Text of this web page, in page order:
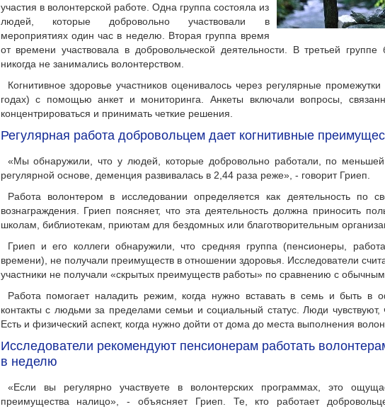
участия в волонтерской работе. Одна группа состояла из
людей, которые добровольно участвовали в
мероприятиях один час в неделю. Вторая группа время
от времени участвовала в добровольческой деятельности. В третьей
никогда не занимались волонтерством.
Когнитивное здоровье участников оценивалось через регулярные
годах) с помощью анкет и мониторинга. Анкеты включали вопросы,
концентрироваться и принимать четкие решения.
Регулярная работа добровольцем дает когнитивные
«Мы обнаружили, что у людей, которые добровольно работали, по
регулярной основе, деменция развивалась в 2,44 раза реже», - говорит Гриеп.
Работа волонтером в исследовании определяется как деятельность по
вознаграждения. Гриеп поясняет, что эта деятельность должна приносить
школам, библиотекам, приютам для бездомных или благотворительным
Гриеп и его коллеги обнаружили, что средняя группа (пенсионеры,
времени), не получали преимуществ в отношении здоровья. Исследователи
участники не получали «скрытых преимуществ работы» по сравнению с
Работа помогает наладить режим, когда нужно вставать в семь и быть в
контакты с людьми за пределами семьи и социальный статус. Люди чувствуют,
Есть и физический аспект, когда нужно дойти от дома до места выполнения
Исследователи рекомендуют пенсионерам работать
в неделю
«Если вы регулярно участвуете в волонтерских программах, это
преимущества налицо», - объясняет Гриеп. Те, кто работает